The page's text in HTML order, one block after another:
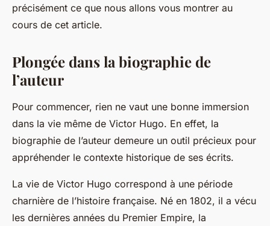
précisément ce que nous allons vous montrer au
cours de cet article.
Plongée dans la biographie de
l’auteur
Pour commencer, rien ne vaut une bonne immersion
dans la vie même de Victor Hugo. En effet, la
biographie de l’auteur demeure un outil précieux pour
appréhender le contexte historique de ses écrits.
La vie de Victor Hugo correspond à une période
charnière de l’histoire française. Né en 1802, il a vécu
les dernières années du Premier Empire, la